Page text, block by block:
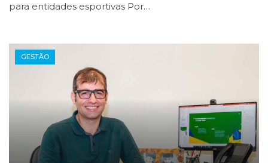
para entidades esportivas Por…
GESTÃO